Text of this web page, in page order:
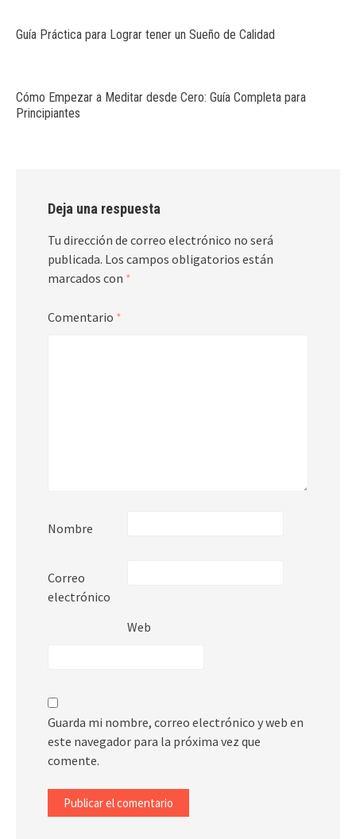
Guía Práctica para Lograr tener un Sueño de Calidad
Cómo Empezar a Meditar desde Cero: Guía Completa para
Principiantes
Deja una respuesta
Tu dirección de correo electrónico no será
publicada. Los campos obligatorios están
marcados con *
Comentario *
Nombre
Correo
electrónico
Web
Guarda mi nombre, correo electrónico y web en
este navegador para la próxima vez que
comente.